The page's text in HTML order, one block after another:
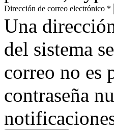
Dirección de correo electrónico *
Una
del sistema
correo no es
contraseña